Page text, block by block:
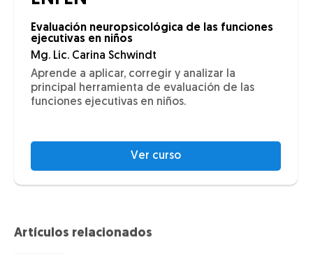
Evaluación neuropsicológica de las funciones
ejecutivas en niños
Mg. Lic. Carina Schwindt
Aprende a aplicar, corregir y analizar la
principal herramienta de evaluación de las
funciones ejecutivas en niños.
Ver curso
Artículos relacionados